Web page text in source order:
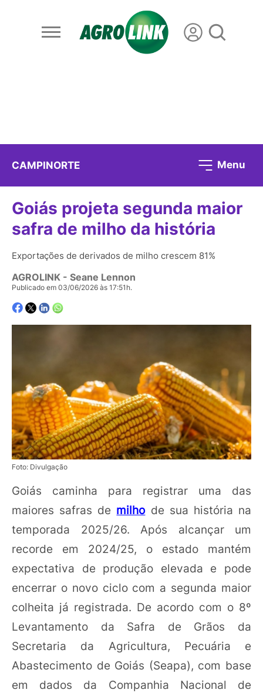
CAMPINORTE Menu
Goiás projeta segunda maior
safra de milho da história
Exportações de derivados de milho crescem 81%
AGROLINK - Seane Lennon
Publicado em 03/06/2026 às 17:51h.
Foto: Divulgação
Goiás caminha para registrar uma das
maiores safras de milhode sua história na
temporada 2025/26. Após alcançar um
recorde em 2024/25, o estado mantém
expectativa de produção elevada e pode
encerrar o novo ciclo com a segunda maior
colheita já registrada. De acordo com o 8º
Levantamento da Safra de Grãos da
Secretaria da Agricultura, Pecuária e
Abastecimento de Goiás (Seapa), com base
em dados da Companhia Nacional de